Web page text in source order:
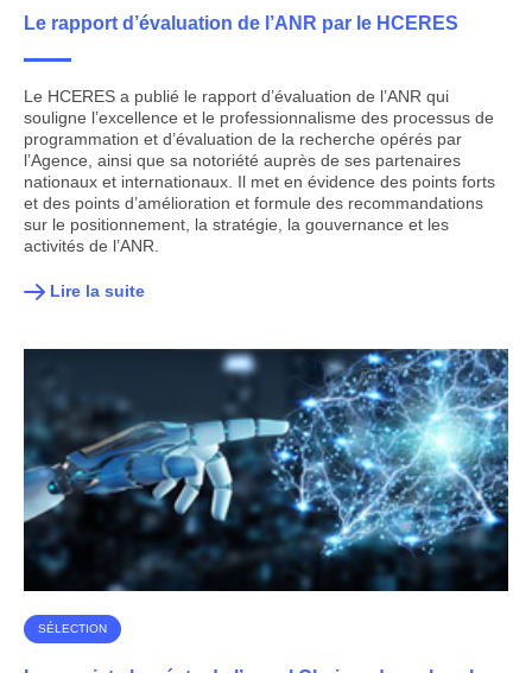
Le rapport d’évaluation de l’ANR par le HCERES
Le HCERES a publié le rapport d’évaluation de l’ANR qui
souligne l’excellence et le professionnalisme des processus de
programmation et d’évaluation de la recherche opérés par
l’Agence, ainsi que sa notoriété auprès de ses partenaires
nationaux et internationaux. Il met en évidence des points forts
et des points d’amélioration et formule des recommandations
sur le positionnement, la stratégie, la gouvernance et les
activités de l’ANR.
Lire la suite
SÉLECTION